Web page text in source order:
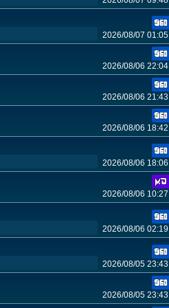
2026/08/07 01:05
2026/08/06 22:04
2026/08/06 21:43
2026/08/06 18:42
2026/08/06 18:06
2026/08/06 10:27
2026/08/06 02:19
2026/08/05 23:43
2026/08/05 23:43